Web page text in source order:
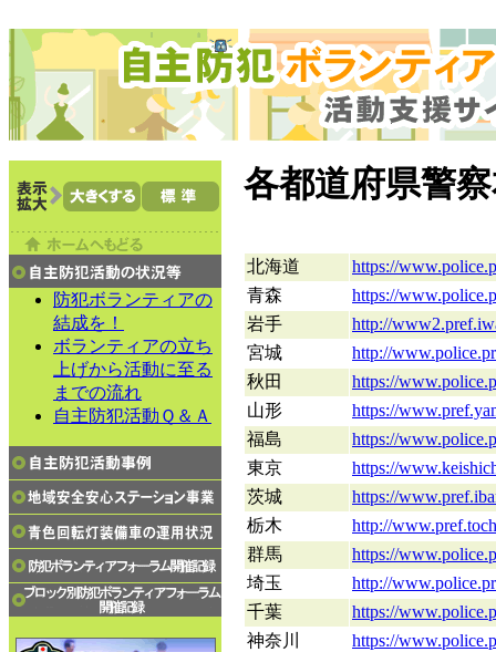
防犯ボランティアの
結成を！
ボランティアの立ち
上げから活動に至る
までの流れ
自主防犯活動Ｑ＆Ａ
各都道府県警
北海道
https://
青森
https://
岩手
http://
宮城
http://
秋田
https://
山形
https://
福島
https://
東京
https://
茨城
https://
栃木
http://
群馬
https://
埼玉
http://
千葉
https://
神奈川
https://